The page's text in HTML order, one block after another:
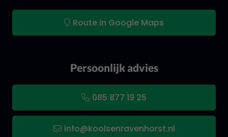
Route in Google Maps
Persoonlijk advies
085 877 19 25
info@koolsenravenhorst.nl